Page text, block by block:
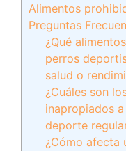
Alimentos
Preguntas
¿Qué
perros
salud o
¿Cuáles son
inapropiados
deporte
¿Cómo afecta